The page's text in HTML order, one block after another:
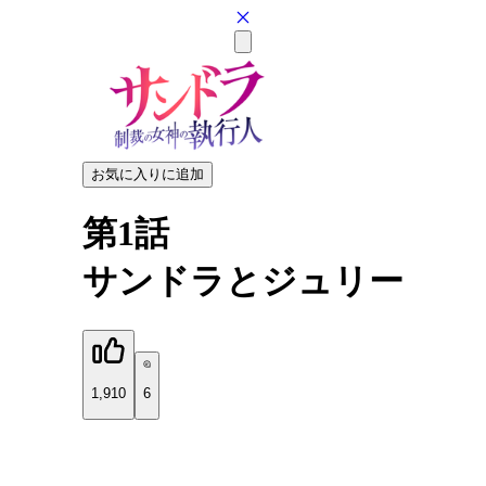
お気に入りに追加
第1話
サンドラとジュリー
1,910 6